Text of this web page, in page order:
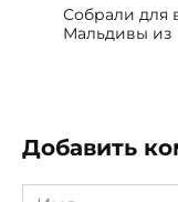
Собрали для
Мальдивы из
Добавить
Имя